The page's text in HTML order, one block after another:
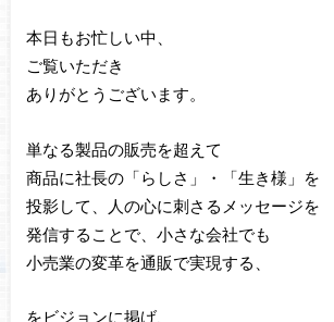
本日もお忙しい中、
ご覧いただき
ありがとうございます。
単なる製品の販売を超えて
商品に社長の「らしさ」・「生き様」を
投影して、人の心に刺さるメッセージを
発信することで、小さな会社でも
小売業の変革を通販で実現する、
をビジョンに掲げ、